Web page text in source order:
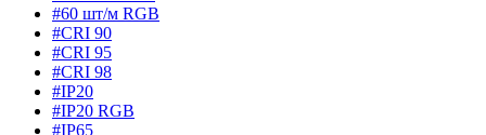
#60 шт/м RGB
#CRI 90
#CRI 95
#CRI 98
#IP20
#IP20 RGB
#IP65